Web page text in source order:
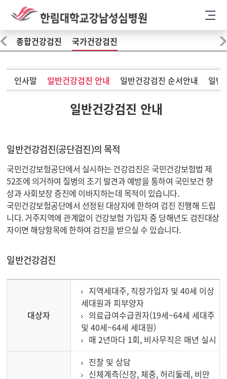
종합건강검진 국가건강검진
인사말 일반건강검진 안내 일반건강검진 순서안내 일반
일반건강검진 안내
일반건강검진(공단검진)의 목적
국민건강보험공단에서 실시하는 건강검진은 국민건강보험법 제
52조에 의거하여 질병의 조기 발견과 예방을 통하여 국민보건 향
상과 사회보장 증진에 이바지하는데 목적이 있습니다.
국민건강보험공단에서 선정된 대상자에 한하여 검진 진행해 드립
니다. 거주지역에 관계없이 건강보험 가입자 중 당해년도 검진대상
자이면 해당항목에 한하여 검진을 받으실 수 있습니다.
일반건강검진
대상자
지역세대주, 직장가입자 및 40세 이상
세대원과 피부양자
의료급여수급권자(19세~64세 세대주
및 40세~64세 세대원)
매 2년마다 1회, 비사무직은 매년 실시
진찰 및 상담
신체계측(신장, 체중, 허리둘레, 비만